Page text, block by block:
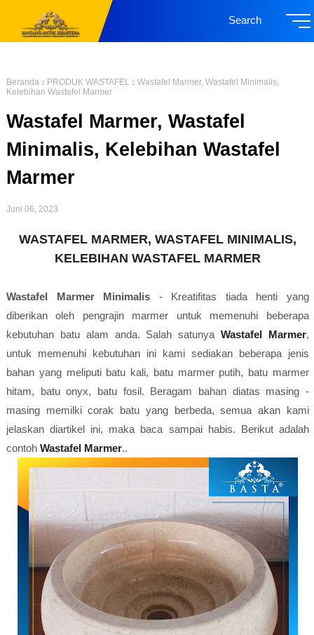
Search
Beranda PRODUK WASTAFEL
Wastafel Marmer, Wastafel Minimalis,
Kelebihan Wastafel Marmer
Wastafel Marmer, Wastafel
Minimalis, Kelebihan Wastafel
Marmer
Juni 06, 2023
WASTAFEL MARMER, WASTAFEL MINIMALIS,
KELEBIHAN WASTAFEL MARMER
Wastafel Marmer Minimalis - Kreatifitas tiada henti yang
diberikan oleh pengrajin marmer untuk memenuhi beberapa
kebutuhan batu alam anda. Salah satunyaWastafel Marmer,
untuk memenuhi kebutuhan ini kami sediakan beberapa jenis
bahan yang meliputi batu kali, batu marmer putih, batu marmer
hitam, batu onyx, batu fosil. Beragam bahan diatas masing -
masing memilki corak batu yang berbeda, semua akan kami
jelaskan diartikel ini, maka baca sampai habis. Berikut adalah
contoh Wastafel Marmer..